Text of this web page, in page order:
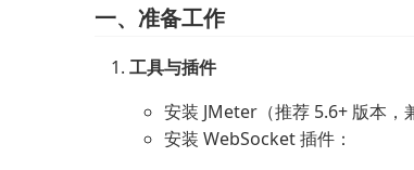
一、准备工作
工具与插件
安装 JMeter（推荐 5.6+ 版本，
安装 WebSocket 插件：